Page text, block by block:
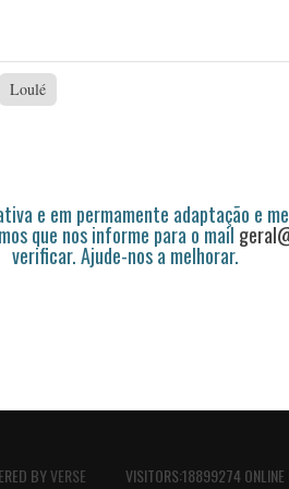
Loulé
e em permamente adaptação e
que nos informe para o mail
verificar. Ajude-nos a melhorar.
BYVERSE VISITORS:18899274 ONLINE